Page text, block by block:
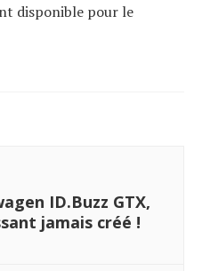
disponible pour le
ID.Buzz GTX,
jamais créé !